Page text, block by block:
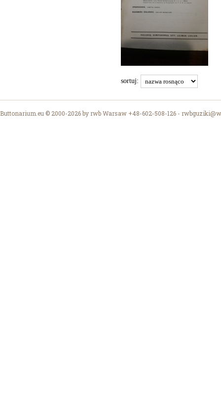
sortuj:
Buttonarium.eu © 2000-2026 by rwb Warsaw +48-602-508-126 -